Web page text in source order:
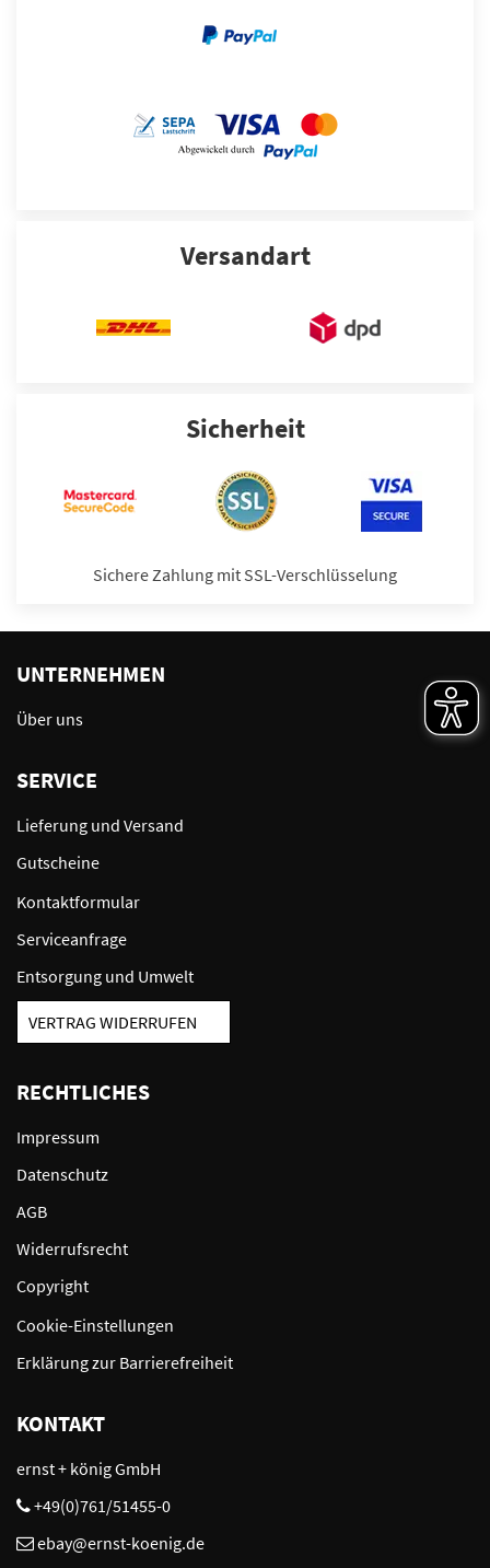
Versandart
Sicherheit
Sichere Zahlung mit SSL-Verschlüsselung
UNTERNEHMEN
Über uns
SERVICE
Lieferung und Versand
Gutscheine
Kontaktformular
Serviceanfrage
Entsorgung und Umwelt
VERTRAG WIDERRUFEN
RECHTLICHES
Impressum
Datenschutz
AGB
Widerrufsrecht
Copyright
Cookie-Einstellungen
Erklärung zur Barrierefreiheit
KONTAKT
ernst + könig GmbH
+49(0)761/51455-0
ebay@ernst-koenig.de